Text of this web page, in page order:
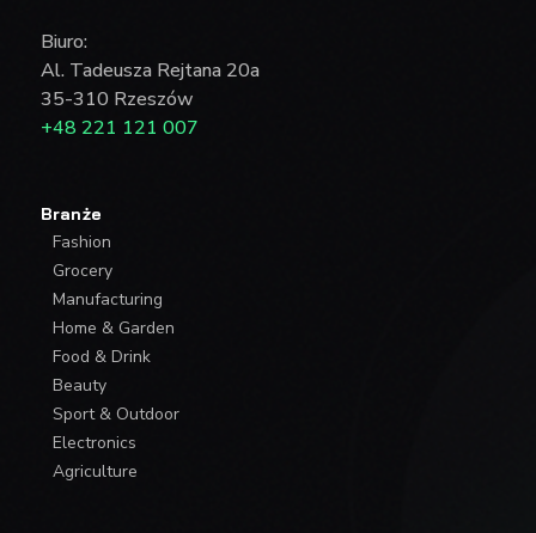
Biuro:
Al. Tadeusza Rejtana 20a
35-310 Rzeszów
+48 221 121 007
Branże
Fashion
Grocery
Manufacturing
Home & Garden
Food & Drink
Beauty
Sport & Outdoor
Electronics
Agriculture